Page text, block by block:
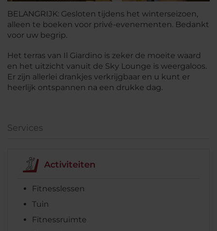
BELANGRIJK: Gesloten tijdens het winterseizoen,
alleen te boeken voor privé-evenementen. Bedankt
voor uw begrip.
Het terras van Il Giardino is zeker de moeite waard
en het uitzicht vanuit de Sky Lounge is weergaloos.
Er zijn allerlei drankjes verkrijgbaar en u kunt er
heerlijk ontspannen na een drukke dag.
Services
Activiteiten
Fitnesslessen
Tuin
Fitnessruimte